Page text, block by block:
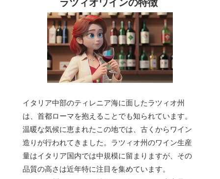
ラツィオワインの特徴
イタリア中部のティレニア海に面したラツィオ州
は、首都ローマを抱えることでも知られています。
温暖な気候に恵まれたこの地では、古くからワイン
造りが行われてきました。ラツィオ州のワイン生産
量はイタリア国内では中規模に留まりますが、その
品質の高さは近年特に注目を集めています。